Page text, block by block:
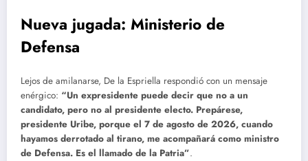
Nueva jugada: Ministerio de
Defensa
Lejos de amilanarse, De la Espriella respondió con un mensaje
enérgico: “Un expresidente puede decir que no a un
candidato, pero no al presidente electo. Prepárese,
presidente Uribe, porque el 7 de agosto de 2026, cuando
hayamos derrotado al tirano, me acompañará como ministro
de Defensa. Es el llamado de la Patria”.